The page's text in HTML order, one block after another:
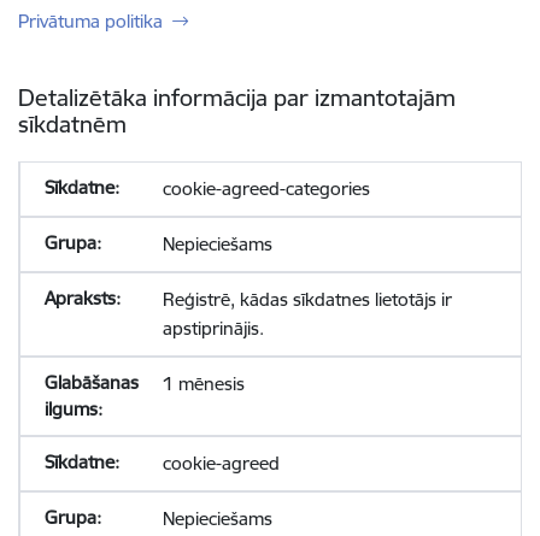
Privātuma politika
Detalizētāka informācija par izmantotajām
sīkdatnēm
cookie-agreed-categories
Nepieciešams
Reģistrē, kādas sīkdatnes lietotājs ir
apstiprinājis.
1 mēnesis
cookie-agreed
Nepieciešams